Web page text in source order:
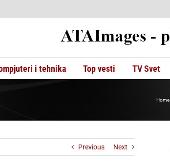
i tehnika Top vesti TV Svet
Home
Previous Next